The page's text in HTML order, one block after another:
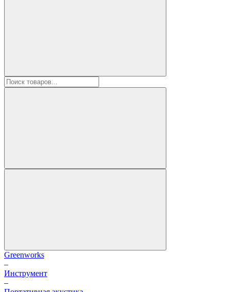
Greenworks
–
Инструмент
–